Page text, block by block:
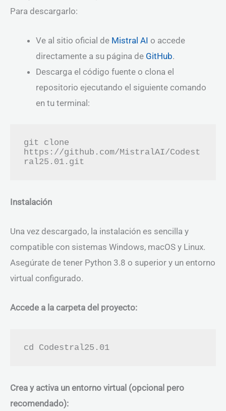
Para descargarlo:
Ve al sitio oficial de Mistral AI o accede
directamente a su página de GitHub.
Descarga el código fuente o clona el
repositorio ejecutando el siguiente comando
en tu terminal:
git clone
https://github.com/MistralAI/Codest
Instalación
Una vez descargado, la instalación es sencilla y
compatible con sistemas Windows, macOS y Linux.
Asegúrate de tener Python 3.8 o superior y un entorno
virtual configurado.
Accede a la carpeta del proyecto:
Crea y activa un entorno virtual (opcional pero
recomendado):